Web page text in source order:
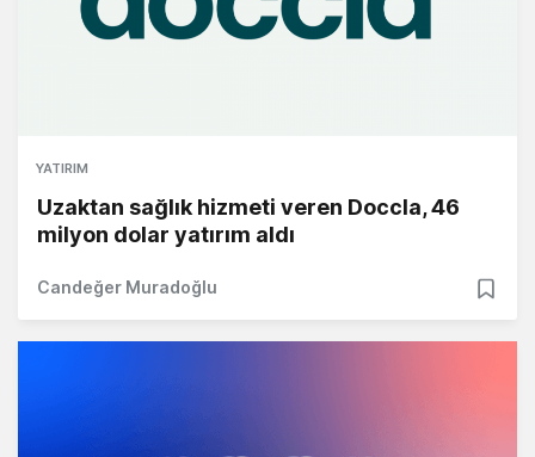
YATIRIM
Uzaktan sağlık hizmeti veren Doccla, 46
milyon dolar yatırım aldı
Candeğer Muradoğlu